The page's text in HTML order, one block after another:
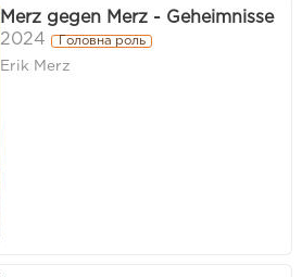
Merz gegen Merz - Geheimnisse
2024
Головна роль
Erik Merz